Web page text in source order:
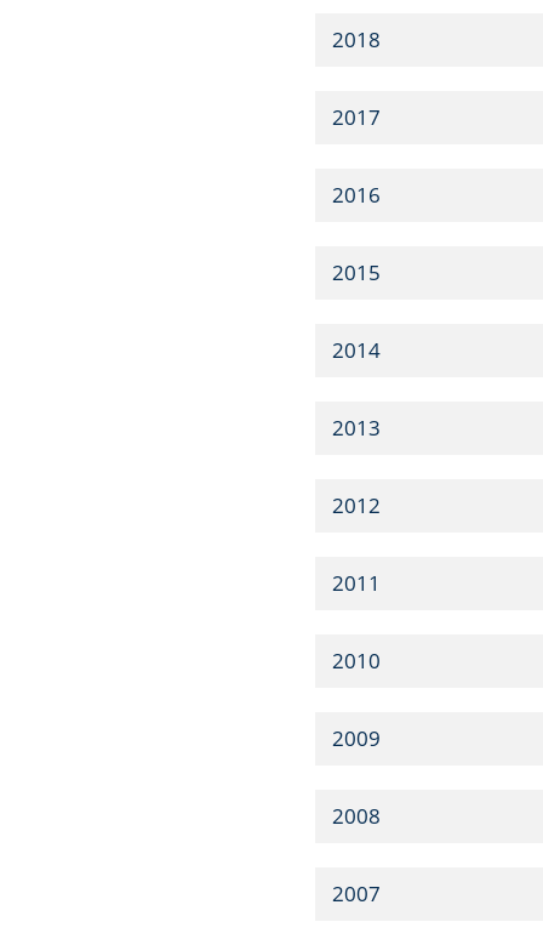
2018
2017
2016
2015
2014
2013
2012
2011
2010
2009
2008
2007